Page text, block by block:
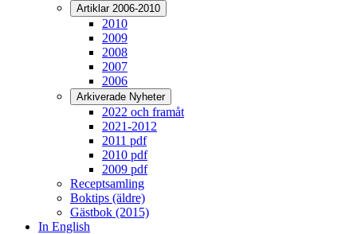
Artiklar 2006-2010
2010
2009
2008
2007
2006
Arkiverade Nyheter
2022 och framåt
2021-2012
2011 pdf
2010 pdf
2009 pdf
Receptsamling
Boktips (äldre)
Gästbok (2015)
In English